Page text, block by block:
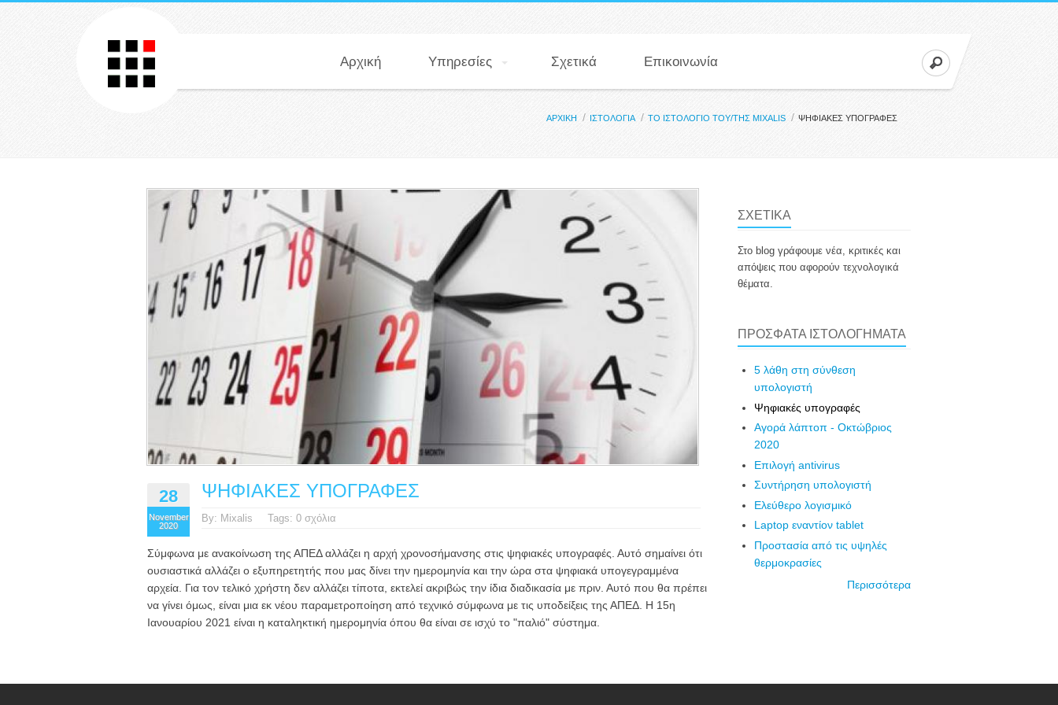
Παράκαμψη προς το κυρίως περιεχόμενο
Αρχική Υπηρεσίες Σχετικά Επικοινωνία
ΦΟΡΜΑ
Αναζήτηση
ΕΙΣΤΕ ΕΔΩ
ΑΡΧΙΚΗ ΙΣΤΟΛΟΓΙΑ ΤΟ ΙΣΤΟΛΟΓΙΟ ΤΟΥ/ΤΗΣ MIXALIS ΨΗΦΙΑΚΕΣ ΥΠΟΓΡΑΦΕΣ
28
November
2020
ΨΗΦΙΑΚΕΣ ΥΠΟΓΡΑΦΕΣ
By: Mixalis Tags: 0 σχόλια
Σύμφωνα με ανακοίνωση της ΑΠΕΔ αλλάζει η αρχή χρονοσήμανσης στις ψηφιακές υπογραφές. Αυτό σημαίνει ότι
ουσιαστικά αλλάζει ο εξυπηρετητής που μας δίνει την ημερομηνία και την ώρα στα ψηφιακά υπογεγραμμένα
αρχεία. Για τον τελικό χρήστη δεν αλλάζει τίποτα, εκτελεί ακριβώς την ίδια διαδικασία με πριν. Αυτό που θα πρέπει
να γίνει όμως, είναι μια εκ νέου παραμετροποίηση από τεχνικό σύμφωνα με τις υποδείξεις της ΑΠΕΔ. Η 15η
Ιανουαρίου 2021 είναι η καταληκτική ημερομηνία όπου θα είναι σε ισχύ το "παλιό" σύστημα.
ΣΧΕΤΙΚΑ
Στο blog γράφουμε νέα, κριτικές και
απόψεις που αφορούν τεχνολογικά
θέματα.
ΠΡΟΣΦΑΤΑ ΙΣΤΟΛΟΓΗΜΑΤΑ
5 λάθη στη σύνθεση
υπολογιστή
Ψηφιακές υπογραφές
Αγορά λάπτοπ - Οκτώβριος
2020
Επιλογή antivirus
Συντήρηση υπολογιστή
Ελεύθερο λογισμικό
Laptop εναντίον tablet
Προστασία από τις υψηλές
θερμοκρασίες
Περισσότερα